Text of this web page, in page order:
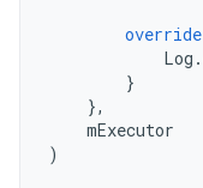
override
Log .
}
},
mExecutor
)